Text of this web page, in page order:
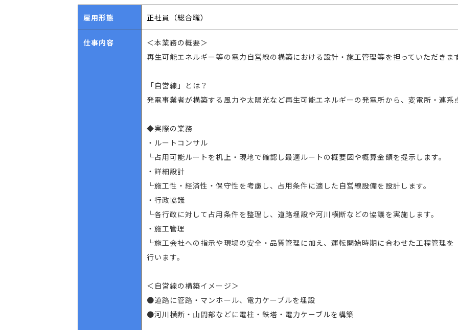
雇用形態 正社員（総合職）
仕事内容
＜本業務の概要＞
再生可能エネルギー等の電力自営線の構築における設計・施工管理等を担っていただきま
「自営線」とは？
発電事業者が構築する風力や太陽光など再生可能エネルギーの発電所から、変電所・連
◆実際の業務
・ルートコンサル
└占用可能ルートを机上・現地で確認し最適ルートの概要図や概算金額を提示します。
・詳細設計
└施工性・経済性・保守性を考慮し、占用条件に適した自営線設備を設計します。
・行政協議
└各行政に対して占用条件を整理し、道路埋設や河川横断などの協議を実施します。
・施工管理
└施工会社への指示や現場の安全・品質管理に加え、運転開始時期に合わせた工程管理を
行います。
＜自営線の構築イメージ＞
●道路に管路・マンホール、電力ケーブルを埋設
●河川横断・山間部などに電柱・鉄塔・電力ケーブルを構築